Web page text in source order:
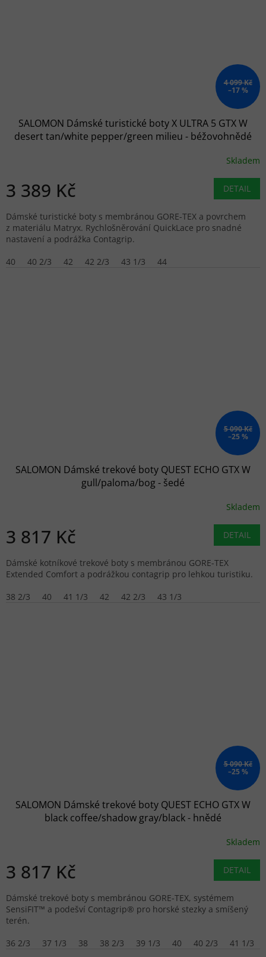
4 099 Kč
–17 %
SALOMON Dámské turistické boty X ULTRA 5 GTX W
desert tan/white pepper/green milieu - béžovohnědé
Skladem
3 389 Kč DETAIL
Dámské turistické boty s membránou GORE-TEX a povrchem
z materiálu Matryx. Rychlošněrování QuickLace pro snadné
nastavení a podrážka Contagrip.
40
40 2/3 42 42 2/3 43 1/3 44
5 090 Kč
–25 %
SALOMON Dámské trekové boty QUEST ECHO GTX W
gull/paloma/bog - šedé
Skladem
3 817 Kč DETAIL
Dámské kotníkové trekové boty s membránou GORE-TEX
Extended Comfort a podrážkou contagrip pro lehkou turistiku.
38 2/3
40 41 1/3 42 42 2/3 43 1/3
5 090 Kč
–25 %
SALOMON Dámské trekové boty QUEST ECHO GTX W
black coffee/shadow gray/black - hnědé
Skladem
3 817 Kč DETAIL
Dámské trekové boty s membránou GORE-TEX, systémem
SensiFIT™ a podešví Contagrip® pro horské stezky a smíšený
terén.
36 2/3
37 1/3 38 38 2/3 39 1/3 40 40 2/3 41 1/3